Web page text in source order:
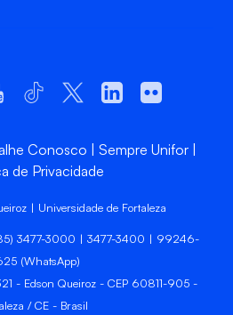
Conosco
Sempre Unifor
de Privacidade
| Universidade de Fortaleza
3477-3000 | 3477-3400 | 99246-
(WhatsApp)
- Edson Queiroz - CEP 60811-905 -
/ CE - Brasil